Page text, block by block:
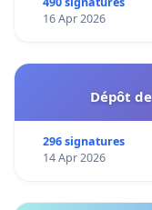
16 Apr 2026
Dépôt
296 signatures
14 Apr 2026